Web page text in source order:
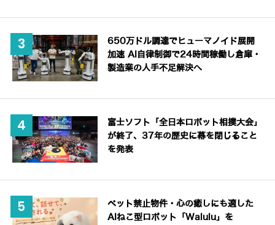
650万ドル調達でヒューマノイド展開
加速 AI自律制御で24時間稼働し倉庫・
製造業の人手不足解決へ
富士ソフト「全日本ロボット相撲大会」
が終了、37年の歴史に幕を閉じること
を発表
ペット禁止物件・心の癒しにも適した
AIねこ型ロボット「Walulu」を